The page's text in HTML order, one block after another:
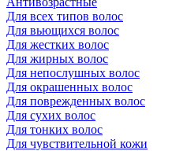
Для всех типов волос
Для вьющихся волос
Для жестких волос
Для жирных волос
Для непослушных волос
Для окрашенных волос
Для поврежденных волос
Для сухих волос
Для тонких волос
Для чувствительной кожи